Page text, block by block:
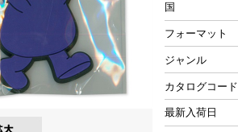
国
フォーマット
ジャンル
カタログコード
最新入荷日